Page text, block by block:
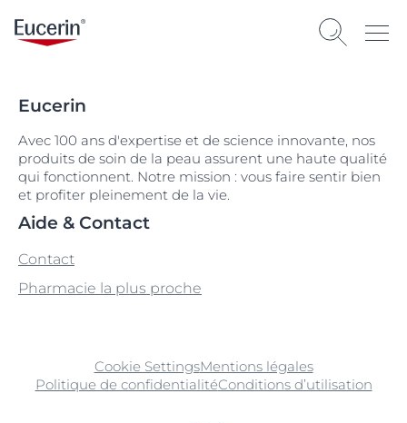
Eucerin
Avec 100 ans d'expertise et de science innovante, nos
produits de soin de la peau assurent une haute qualité
qui fonctionnent. Notre mission : vous faire sentir bien
et profiter pleinement de la vie.
Aide & Contact
Contact
Pharmacie la plus proche
Cookie SettingsMentions légales
Politique de confidentialitéConditions d’utilisation